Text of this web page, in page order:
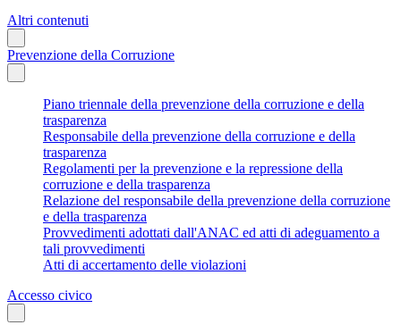
Altri contenuti
Prevenzione della Corruzione
Piano triennale della prevenzione della corruzione e della
trasparenza
Responsabile della prevenzione della corruzione e della
trasparenza
Regolamenti per la prevenzione e la repressione della
corruzione e della trasparenza
Relazione del responsabile della prevenzione della corruzione
e della trasparenza
Provvedimenti adottati dall'ANAC ed atti di adeguamento a
tali provvedimenti
Atti di accertamento delle violazioni
Accesso civico